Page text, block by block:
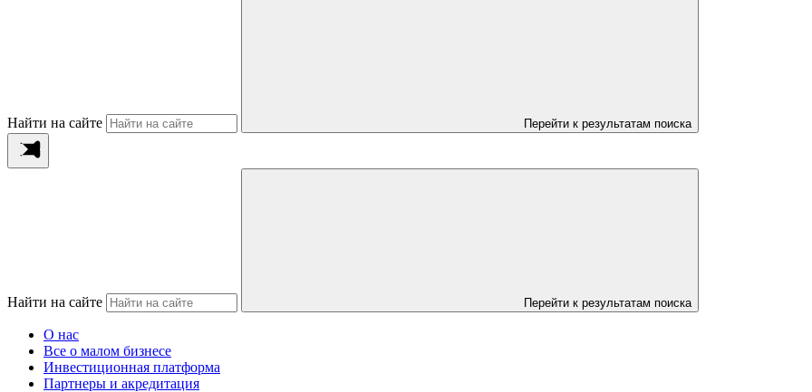
Найти на сайте Перейти к результатам поиска
Найти на сайте Перейти к результатам поиска
О нас
Все о малом бизнесе
Инвестиционная платформа
Партнеры и акредитация